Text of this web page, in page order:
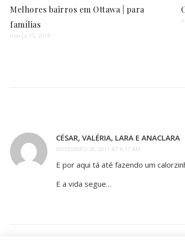
Melhores bairros em Ottawa | para
famílias
março 15, 2014
CÉSAR, VALÉRIA, LARA E ANACLARA
NOVEMBRO 28, 2011 AT 8:17 AM
E por aqui tá até fazendo um
E a vida segue…